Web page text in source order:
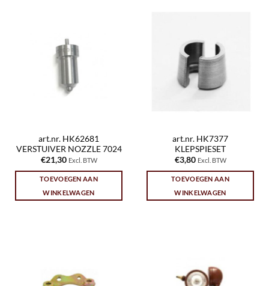
art.nr. HK62681
VERSTUIVER NOZZLE 7024
€21,30 Excl. BTW
TOEVOEGEN AAN
WINKELWAGEN
art.nr. HK7377
KLEPSPIESET
€3,80 Excl. BTW
TOEVOEGEN AAN
WINKELWAGEN